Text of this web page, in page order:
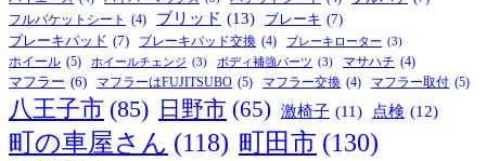
フルバケットシート (4) ブリッド (13) ブレーキ (7)
ブレーキパッド (7) ブレーキパッド交換 (4) ブレーキローター (3)
ホイール (5) ホイールチェンジ (3) ボディ補強パーツ (3) マサハチ (4)
マフラー (6) マフラーはFUJITSUBO (5) マフラー交換 (4) マフラー取付 (5)
八王子市 (85) 日野市 (65) 激椅子 (11) 点検 (12)
町の車屋さん (118) 町田市 (130)